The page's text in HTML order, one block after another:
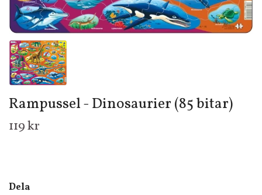
Rampussel - Dinosaurier (85 bitar)
119 kr
Dela